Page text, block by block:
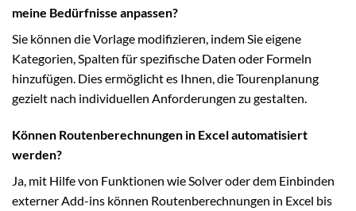
meine Bedürfnisse anpassen?
Sie können die Vorlage modifizieren, indem Sie eigene
Kategorien, Spalten für spezifische Daten oder Formeln
hinzufügen. Dies ermöglicht es Ihnen, die Tourenplanung
gezielt nach individuellen Anforderungen zu gestalten.
Können Routenberechnungen in Excel automatisiert
werden?
Ja, mit Hilfe von Funktionen wie Solver oder dem Einbinden
externer Add-ins können Routenberechnungen in Excel bis